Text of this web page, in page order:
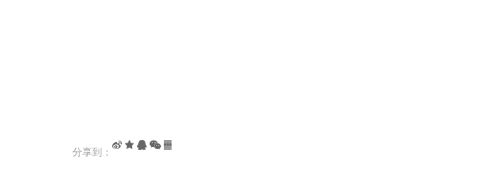
分享到：